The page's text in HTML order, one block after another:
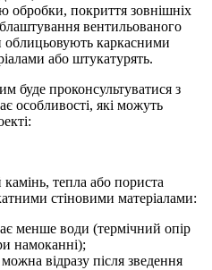
обробки, покриття зовнішніх
вентильованого
облицьовують каркасними
або штукатурять.
буде проконсультуватися з
особливості, які можуть
тепла або пориста
стіновими матеріалами:
менше води (термічний опір
намоканні);
відразу після зведення